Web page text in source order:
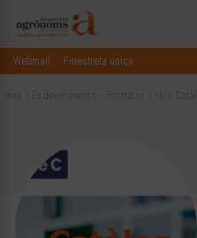
Webmail Finestreta única